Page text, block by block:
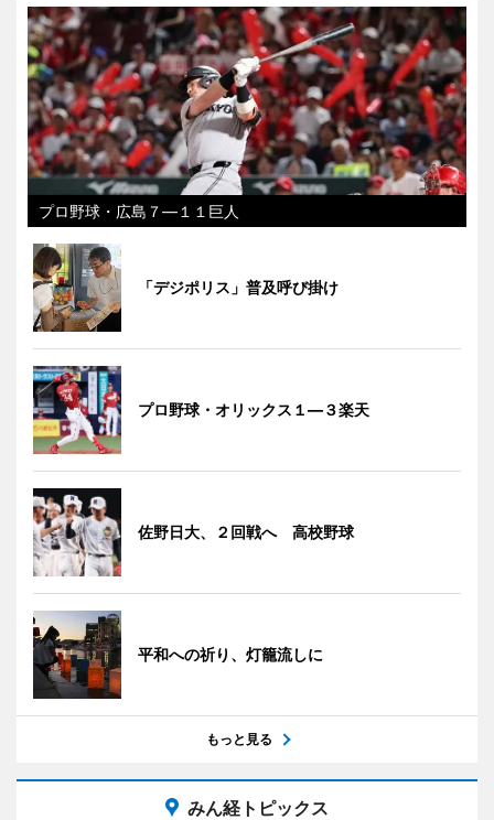
プロ野球・広島７―１１巨人
「デジポリス」普及呼び掛け
プロ野球・オリックス１―３楽天
佐野日大、２回戦へ 高校野球
平和への祈り、灯籠流しに
もっと見る
みん経トピックス